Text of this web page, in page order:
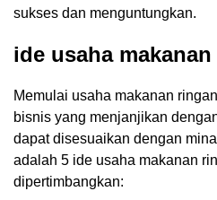
sukses dan menguntungkan.
ide usaha
Memulai usaha makanan
bisnis yang menjanjikan
dapat disesuaikan dengan
adalah 5 ide usaha makanan
dipertimbangkan: